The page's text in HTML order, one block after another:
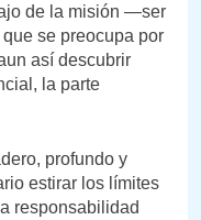
de la misión —ser
se preocupa por
así descubrir
la parte
profundo y
estirar los límites
responsabilidad